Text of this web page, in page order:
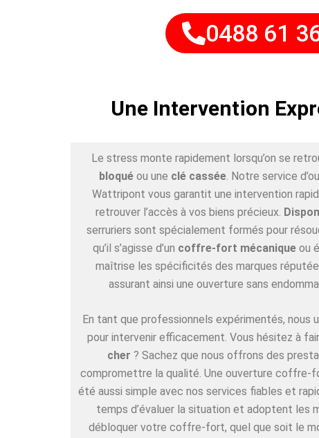
0488 61
Une Intervention
Le stress monte rapidement lorsqu’on se
bloqué ou une clé cassée . Notre service
Wattripont vous garantit une intervention
retrouver l’accès à vos biens précieux.
serruriers sont spécialement formés pour
qu’il s’agisse d’un coffre-fort mécaniqueou
maîtrise les spécificités des marques
assurant ainsi une ouverture sans
En tant que professionnels expérimentés, nous
pour intervenir efficacement. Vous hésitez à
cher ? Sachez que nous offrons des
compromettre la qualité. Une ouverture coffre-
été aussi simple avec nos services fiables et
temps d’évaluer la situation et adoptent les
débloquer votre coffre-fort, quel que soit le